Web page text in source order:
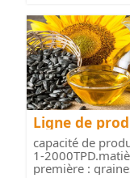
Ligne de
n d'huile de
sol
capacité de
1-
première :